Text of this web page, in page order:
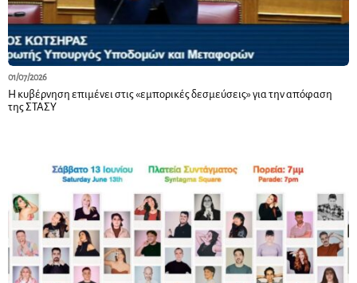
01/07/2026
Η κυβέρνηση επιμένει στις «εμπορικές δεσμεύσεις» για την απόφαση
της ΣΤΑΣΥ